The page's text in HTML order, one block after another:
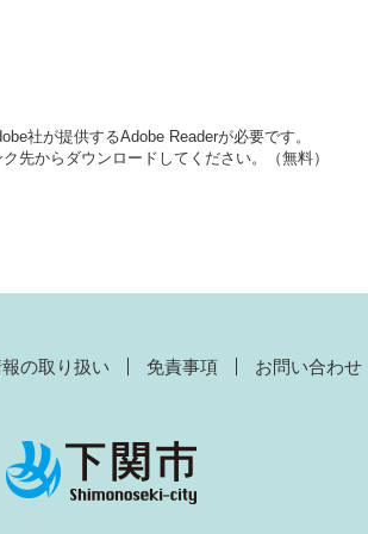
社が提供するAdobe Readerが必要です。
先からダウンロードしてください。（無料）
の取り扱い 免責事項 お問い合わせ